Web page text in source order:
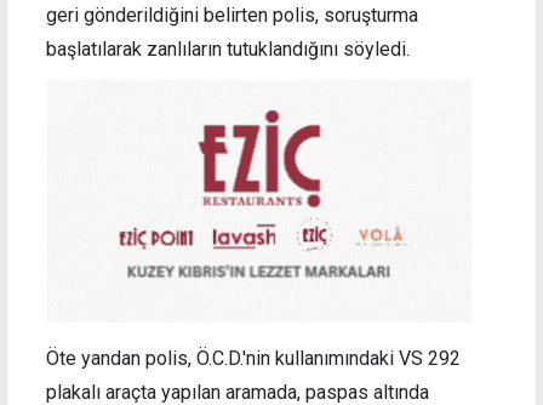
geri gönderildiğini belirten polis, soruşturma
başlatılarak zanlıların tutuklandığını söyledi.
Öte yandan polis, Ö.C.D.'nin kullanımındaki VS 292
plakalı araçta yapılan aramada, paspas altında